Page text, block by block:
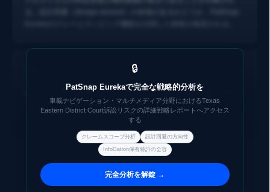
InfoGationの特許ポートフォリオ：次の標的候補の特定
InfoGation, Corp.が保有する関連出願・継続出願の全体像を把握す
ることで、将来の提訴リスクを先読みできる。PatSnapのポートフ
ォリオ分析ツールにより、同社の特許ファミリーと市場展開パター
ンを一元的に可視化することが可能である。
🔒
PatSnap Eurekaで完全な戦略的分析を
車載ナビゲーション・マルチメディア分野におけるTexas
Eastern District Court訴訟リスクの詳細戦略レポートへアクセス
する
クレームスコープ分析 設計回避の方向性
InfoGation保有特許の全容
完全分析を解錠 →